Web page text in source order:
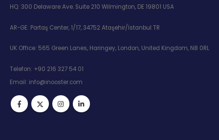
HQ: 300 Delaware Ave. Suite 210 Wilmington, DE 19801 USA
AR-GE: Partaş Center, 1/17, 34752 Ataşehir/İstanbul TR
UK Office: 565 Green Lanes, Haringey, London, United Kingdom, N8 0RL
Telefon: +90 216 327 54 01
Email: info@inooster.com